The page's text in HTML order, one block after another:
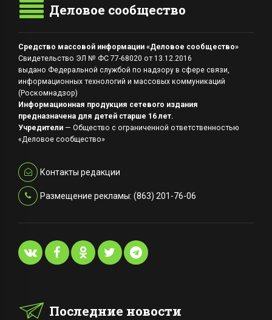
Деловое сообщество
Средство массовой информации «Деловое сообщество»
Свидетельство ЭЛ № ФС 77-68020 от 13.12.2016
выдано Федеральной службой по надзору в сфере связи,
информационных технологий и массовых коммуникаций
(Роскомнадзор)
Информационная продукция сетевого издания
предназначена для детей старше 16 лет.
Учредители — Общество с ограниченной ответственностью
«Деловое сообщество»
Контакты редакции
Размещение рекламы: (863) 201-76-06
Последние новости